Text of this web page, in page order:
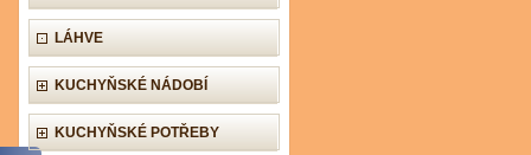
LÁHVE
KUCHYŇSKÉ NÁDOBÍ
KUCHYŇSKÉ POTŘEBY